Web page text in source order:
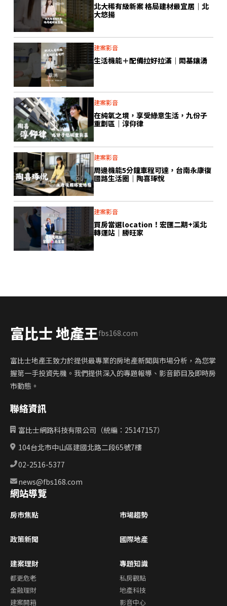
北大稀有級新案 格局建材最宜居｜北
大悠揚
建案影音
生活機能＋配備拉好拉滿｜閎基鑲湧
建案影音
在純氧之境，享受綠意生活，九份子
重劃區｜淳仰律
建案影音
周邊機能5分鐘車程可達，台南永康復
國路生活圈｜陶喜琢悅
建案影音
買房當選location！宏匯二期+溪北
轉運站｜勝旺家
富比士 地產王fbs168.com
富比士地產王致力於提供最專業的房地產新聞與市場分析，為您掌
握第一手投資先機。我們提供深入的專題報導、影音節目及即時房
市動態。
聯絡資訊
富比士網路科技有限公司（統編：25147157）
104台北市中山區建國北路二段65號7樓
02-2516-5377
news@fbs168.com
網站導覽
房市焦點 市場趨勢
政策新聞 國際地產
建案理財
都更危老
金融理財
建案開箱
專題知識
私房觀點
地產科技
影音中心